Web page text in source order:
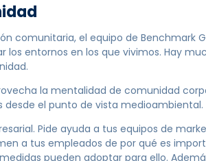
comunitaria, el equipo de Benchmark
entornos en los que vivimos. Hay
la mentalidad de comunidad
el punto de vista medioambiental.
Pide ayuda a tus equipos de
a tus empleados de por qué es
pueden adoptar para ello.